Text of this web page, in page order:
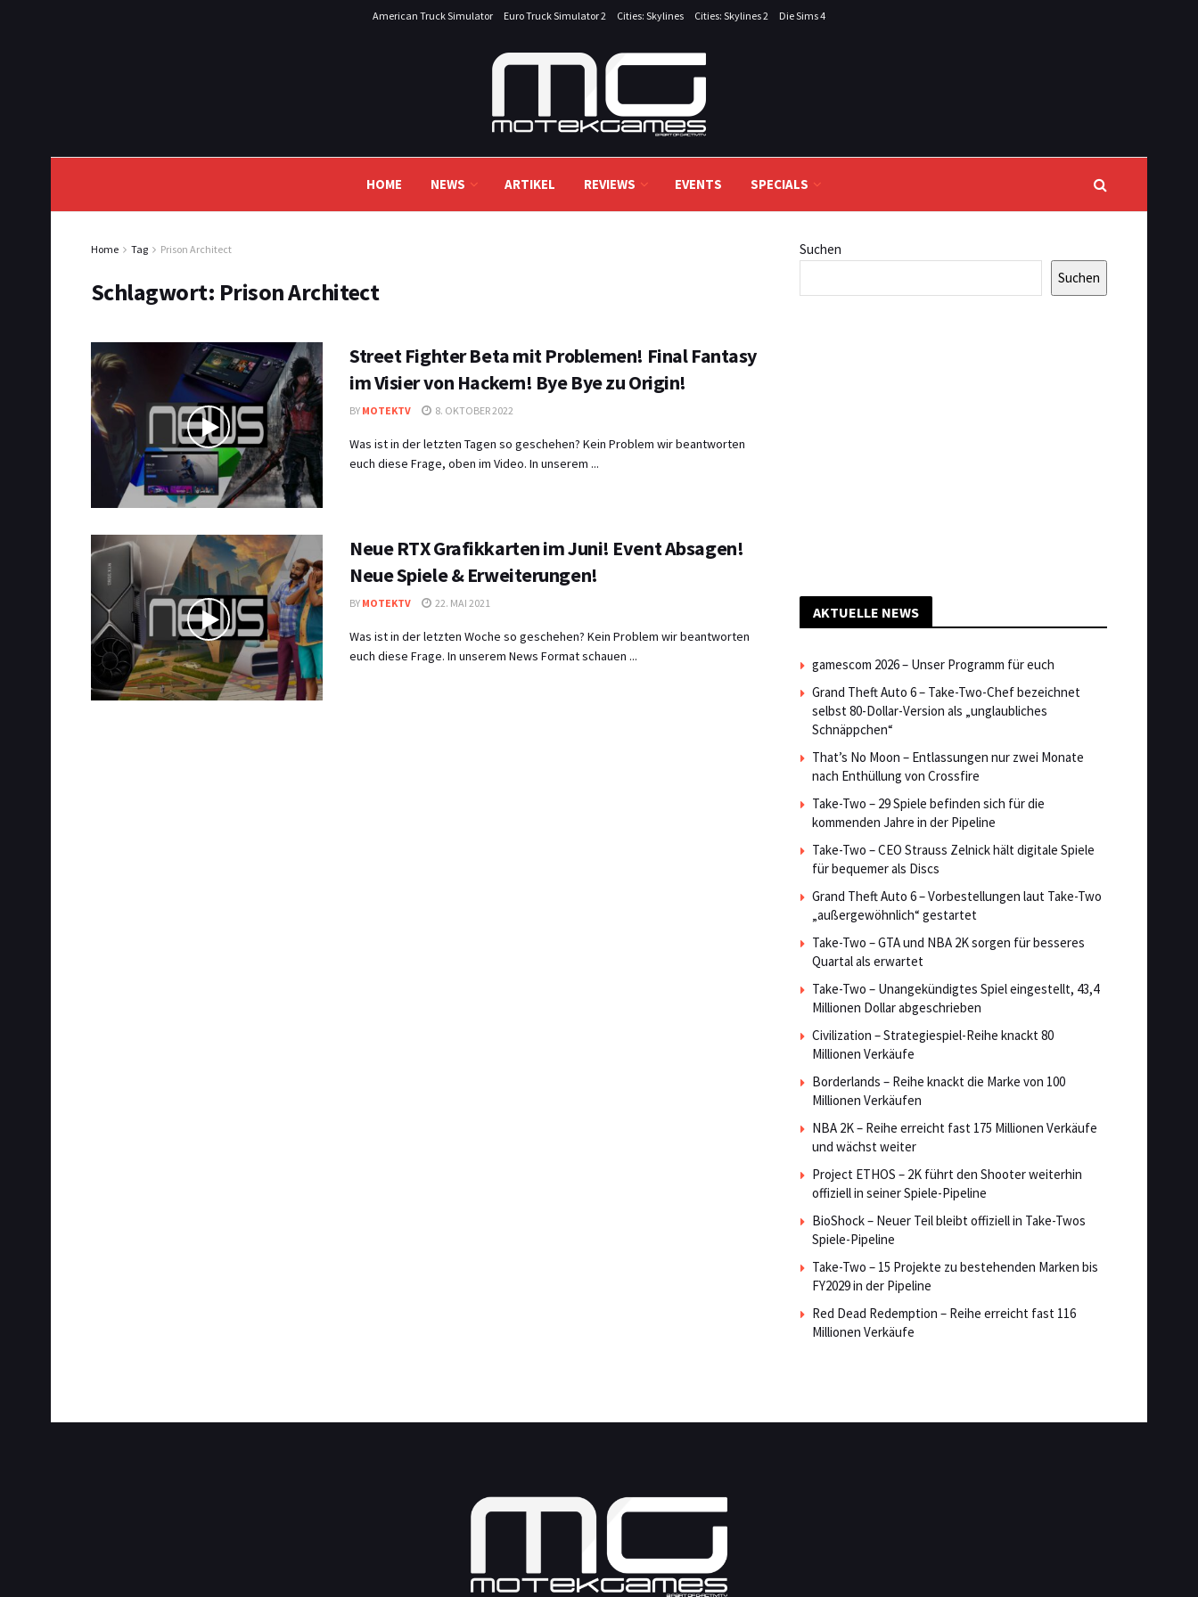
American Truck Simulator Euro Truck Simulator 2 Cities: Skylines Cities: Skylines 2 Die Sims 4
HOME NEWS ARTIKEL REVIEWS EVENTS SPECIALS
Home Tag Prison Architect
Schlagwort: Prison Architect
Street Fighter Beta mit Problemen! Final Fantasy
im Visier von Hackern! Bye Bye zu Origin!
BY MOTEKTV 8. OKTOBER 2022
Was ist in der letzten Tagen so geschehen? Kein Problem wir beantworten
euch diese Frage, oben im Video. In unserem ...
Neue RTX Grafikkarten im Juni! Event Absagen!
Neue Spiele & Erweiterungen!
BY MOTEKTV 22. MAI 2021
Was ist in der letzten Woche so geschehen? Kein Problem wir beantworten
euch diese Frage. In unserem News Format schauen ...
Suchen
Suchen
AKTUELLE NEWS
gamescom 2026 – Unser Programm für euch
Grand Theft Auto 6 – Take-Two-Chef bezeichnet
selbst 80-Dollar-Version als „unglaubliches
Schnäppchen“
That’s No Moon – Entlassungen nur zwei Monate
nach Enthüllung von Crossfire
Take-Two – 29 Spiele befinden sich für die
kommenden Jahre in der Pipeline
Take-Two – CEO Strauss Zelnick hält digitale Spiele
für bequemer als Discs
Grand Theft Auto 6 – Vorbestellungen laut Take-Two
„außergewöhnlich“ gestartet
Take-Two – GTA und NBA 2K sorgen für besseres
Quartal als erwartet
Take-Two – Unangekündigtes Spiel eingestellt, 43,4
Millionen Dollar abgeschrieben
Civilization – Strategiespiel-Reihe knackt 80
Millionen Verkäufe
Borderlands – Reihe knackt die Marke von 100
Millionen Verkäufen
NBA 2K – Reihe erreicht fast 175 Millionen Verkäufe
und wächst weiter
Project ETHOS – 2K führt den Shooter weiterhin
offiziell in seiner Spiele-Pipeline
BioShock – Neuer Teil bleibt offiziell in Take-Twos
Spiele-Pipeline
Take-Two – 15 Projekte zu bestehenden Marken bis
FY2029 in der Pipeline
Red Dead Redemption – Reihe erreicht fast 116
Millionen Verkäufe